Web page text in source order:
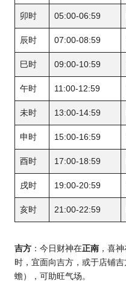
卯时 05:00-06:59
辰时 07:00-08:59
巳时 09:00-10:59
午时 11:00-12:59
未时 13:00-14:59
申时 15:00-16:59
酉时 17:00-18:59
戌时 19:00-20:59
亥时 21:00-22:59
吉方 ：今日财神在正南 ，喜
时，宜面向吉方，或于店铺
蟾），可助旺气场。